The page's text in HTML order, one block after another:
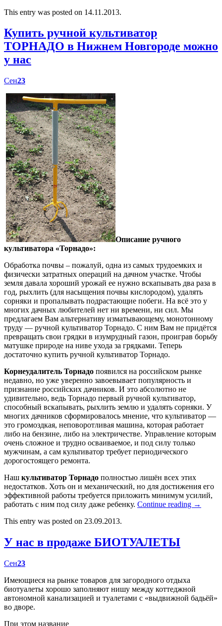
This entry was posted on 14.11.2013.
Купить ручной культиватор
ТОРНАДО в Нижнем Новгороде можно
у нас
Сен23
Описание ручного
культиватора «Торнадо»:
Обработка почвы – пожалуй, одна из самых трудоемких и
физически затратных операций на дачном участке. Чтобы
земля давала хороший урожай ее нужно вскапывать два раза в
год, рыхлить (для насыщения почвы кислородом), удалять
сорняки и пропалывать подрастающие побеги. На всё это у
многих дачных любителей нет ни времени, ни сил. Мы
предлагаем Вам альтернативу изматывающему, монотонному
труду — ручной культиватор Торнадо. С ним Вам не придётся
превращать свои грядки в изумрудный газон, проиграв борьбу
матушке природе на ниве ухода за грядками. Теперь
достаточно купить ручной культиватор Торнадо.
Корнеудалитель Торнадо появился на российском рынке
недавно, но уже уверенно завоевывает популярность и
признание российских дачников. И это абсолютно не
удивительно, ведь Торнадо первый ручной культиватор,
способный вскапывать, рыхлить землю и удалять сорняки. У
многих дачников сформировалось мнение, что культиватор —
это громоздкая, неповоротливая машина, которая работает
либо на бензине, либо на электричестве. Управление которым
очень сложное и трудно осваиваемое, и под силу только
мужчинам, а сам культиватор требует периодического
дорогостоящего ремонта.
Наш культиватор Торнадо полностью лишён всех этих
недостатков. Хоть он и механический, но для достижения его
эффективной работы требуется приложить минимум усилий,
работать с ним под силу даже ребенку. Continue reading →
This entry was posted on 23.09.2013.
У нас в продаже БИОТУАЛЕТЫ
Сен23
Имеющиеся на рынке товаров для загородного отдыха
биотуалеты хорошо заполняют нишу между коттеджной
автономной канализацией и туалетами с «выдвижной бадьёй»
во дворе.
При этом название